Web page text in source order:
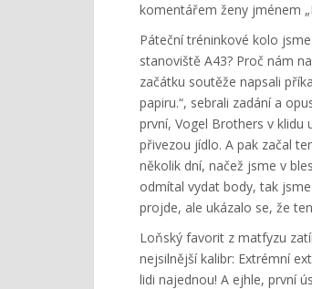
komentářem ženy jménem
Páteční tréninkové kolo
stanoviště A43? Proč nám
začátku soutěže napsali
papiru.“, sebrali zadání a
první, Vogel Brothers v klidu
přivezou jídlo. A pak začal
několik dní, načež jsme v
odmítal vydat body, tak
projde, ale ukázalo se, že
Loňský favorit z matfyzu
nejsilnější kalibr: Extrémní
lidi najednou! A ejhle, první